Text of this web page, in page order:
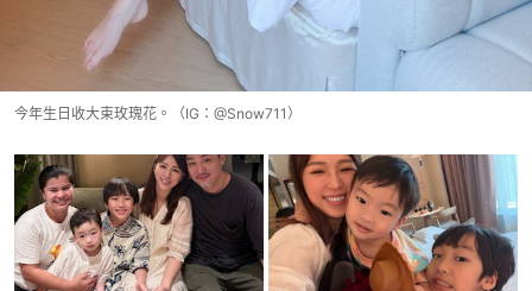
今年生日收大束玫瑰花。（IG：@Snow711）